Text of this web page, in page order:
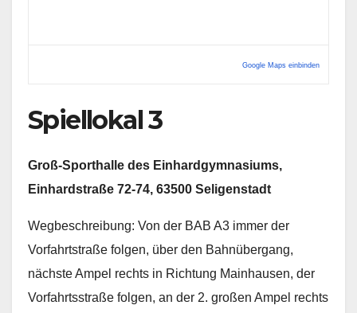
Google Maps einbinden
Spiellokal 3
Groß-Sporthalle des Einhardgymnasiums,
Einhardstraße 72-74, 63500 Seligenstadt
Wegbeschreibung: Von der BAB A3 immer der
Vorfahrtstraße folgen, über den Bahnübergang,
nächste Ampel rechts in Richtung Mainhausen, der
Vorfahrtsstraße folgen, an der 2. großen Ampel rechts